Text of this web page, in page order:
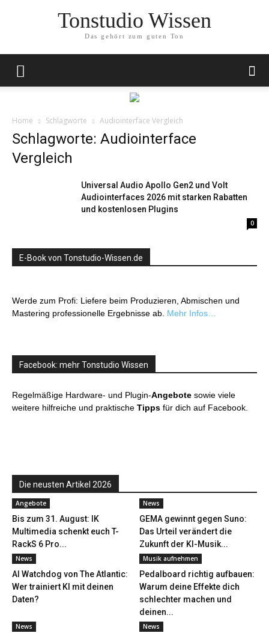
Tonstudio Wissen
Das gehört zum guten Ton
Home Schlagworte Audiointerface Vergleich
Schlagworte: Audiointerface
Vergleich
Universal Audio Apollo Gen2 und Volt
Audiointerfaces 2026 mit starken Rabatten
und kostenlosen Plugins
0
E-Book von Tonstudio-Wissen.de
Werde zum Profi: Liefere beim Produzieren, Abmischen und
Mastering professionelle Ergebnisse ab. Mehr Infos…
Facebook: mehr Tonstudio Wissen
Regelmäßige Hardware- und Plugin-Angebote sowie viele
weitere hilfreiche und praktische Tipps für dich auf Facebook.
Die neusten Artikel 2026
Angebote
Bis zum 31. August: IK
Multimedia schenkt euch T-
RackS 6 Pro...
News
GEMA gewinnt gegen Suno:
Das Urteil verändert die
Zukunft der KI-Musik...
News
AI Watchdog von The Atlantic:
Wer trainiert KI mit deinen
Daten?
Musik aufnehmen
Pedalboard richtig aufbauen:
Warum deine Effekte dich
schlechter machen und
deinen...
News News